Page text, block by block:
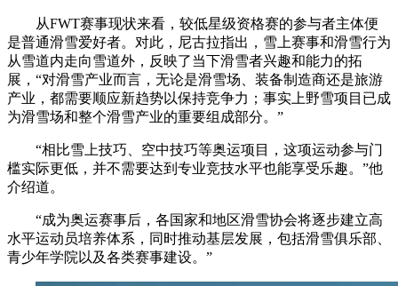
从FWT赛事现状来看，较低星级资格赛的参与者主体便
是普通滑雪爱好者。对此，尼古拉指出，雪上赛事和滑雪行为
从雪道内走向雪道外，反映了当下滑雪者兴趣和能力的拓
展，“对滑雪产业而言，无论是滑雪场、装备制造商还是旅游
产业，都需要顺应新趋势以保持竞争力；事实上野雪项目已成
为滑雪场和整个滑雪产业的重要组成部分。”
“相比雪上技巧、空中技巧等奥运项目，这项运动参与门
槛实际更低，并不需要达到专业竞技水平也能享受乐趣。”他
介绍道。
“成为奥运赛事后，各国家和地区滑雪协会将逐步建立高
水平运动员培养体系，同时推动基层发展，包括滑雪俱乐部、
青少年学院以及各类赛事建设。”